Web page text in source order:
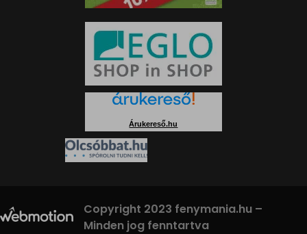
Árukereső.hu
Copyright 2023 fenymania.hu –
Minden jog fenntartva